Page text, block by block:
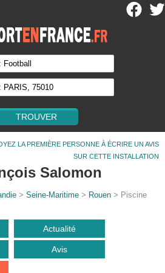
LA PREMIÈRE PERSONNE À ÉCRIRE UN AVIS
SUR CETTE INSTALLATION
Salomon
>Seine-Maritime > Rouen > Piscine
Actualité
Avis